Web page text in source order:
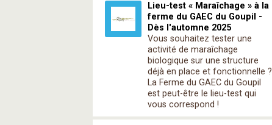
Lieu-test « Maraîchage » à la
ferme du GAEC du Goupil -
Dès l'automne 2025
Vous souhaitez tester une
activité de maraîchage
biologique sur une structure
déjà en place et fonctionnelle ?
La Ferme du GAEC du Goupil
est peut-être le lieu-test qui
vous correspond !